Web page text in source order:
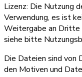
Lizenz: Die Nutzung
Verwendung, es ist
Weitergabe an Dritte
siehe bitte
Die Dateien sind von
den Motiven und